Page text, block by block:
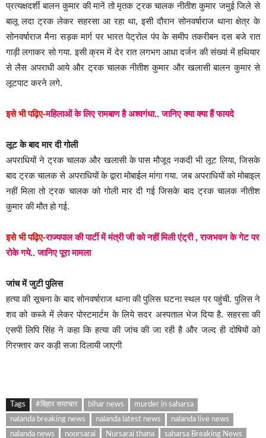
प्रत्यक्षदर्शी बालन कुमार की मानें तो मृतक ट्रक चालक नीतीश कुमार जमुई जिले से
बालू लदा ट्रक लेकर सहरसा आ रहा था, इसी दौरान सोनवर्षाराज थाना क्षेत्र के
सोनवर्षाराज मैना सड़क मार्ग पर भारत पेट्रोल पंप के समीप तकरीबन दस बजे रात
गाड़ी लगाकर सो गया. इसी क्रम में देर रात लगभग आधा दर्जन की संख्यां में हथियार
से लैस अपराधी आये और ट्रक चालक नीतीश कुमार और खलासी बालन कुमार से
लूटपाट करने लगे.
इसे भी पढ़िए-महिलाओं के लिए रामबाण है अश्वगंधा.. जानिए क्या क्या हैं फायदे
लूट के बाद मार दी गोली
अपराधियों ने ट्रक चालक और खलासी के पास मौजूद नकदी भी लूट लिया, जिसके
बाद ट्रक चालक से अपराधियों के द्वारा मोबाईल मांगा गया. जब अपराधियों को मोबाइल
नहीं मिला तो ट्रक चालक को गोली मार दी गई जिसके बाद ट्रक चालक नीतीश
कुमार की मौत हो गई.
इसे भी पढ़िए-राज्यपाल की पार्टी में मंत्री जी को नहीं मिली एंट्री , राजभवन के गेट पर
रोके गये.. जानिए पूरा मामला
जांच में जुटी पुलिस
हत्या की सूचना के बाद सोनवर्षाराज थाना की पुलिस घटना स्थल पर पहुंची. पुलिस ने
शव को कब्जे में लेकर पोस्टमार्टम के लिये सदर अस्पताल भेज दिया है. सहरसा की
एसपी लिपि सिंह ने कहा कि हत्या की जांच की जा रही है और जल्द ही दोषियों को
गिरफ्तार कर कड़ी सजा दिलायी जाएगी
Tags #बिहार समाचार bihar news
murder in saharsa
nalanda breaking news
nalanda latest news
nalanda live news
nalanda news
noorsarai Nursarai thana saharsa Breaking News